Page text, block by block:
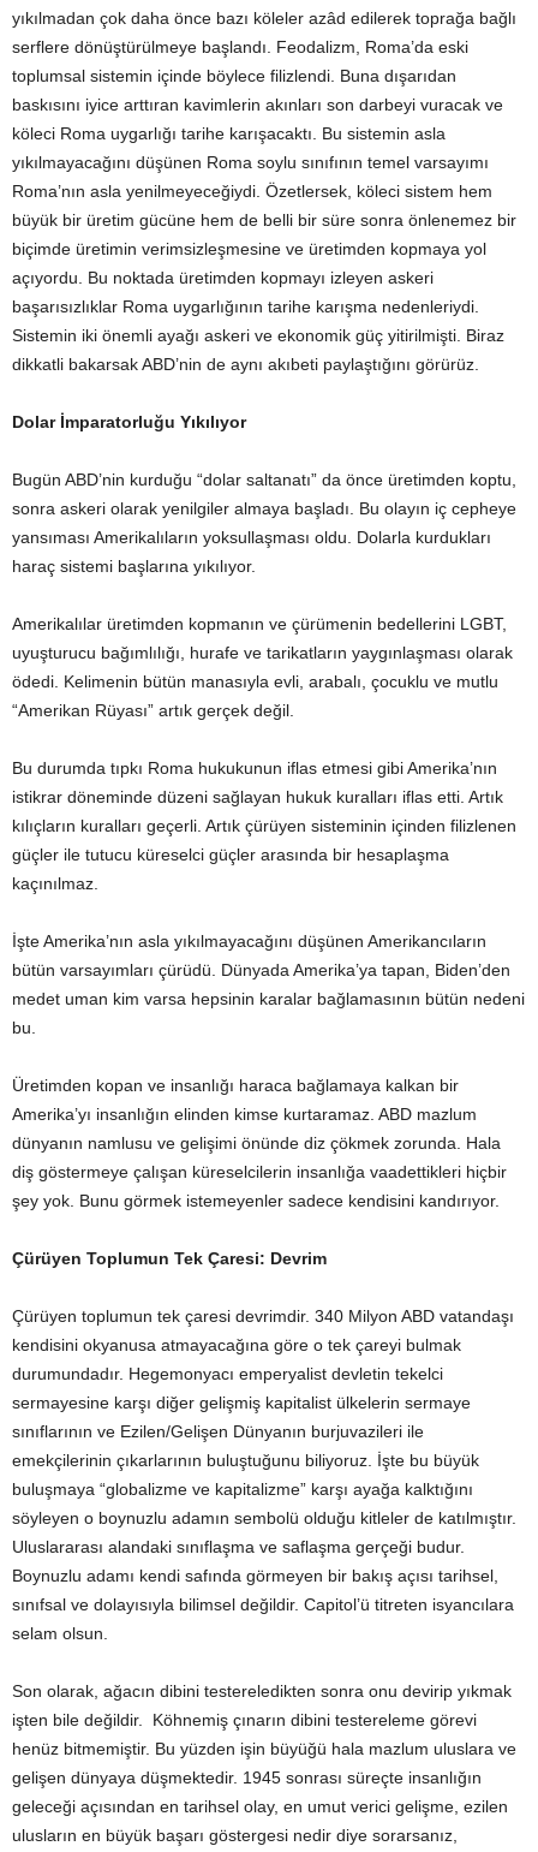
yıkılmadan çok daha önce bazı köleler azâd edilerek toprağa bağlı
serflere dönüştürülmeye başlandı. Feodalizm, Roma’da eski
toplumsal sistemin içinde böylece filizlendi. Buna dışarıdan
baskısını iyice arttıran kavimlerin akınları son darbeyi vuracak ve
köleci Roma uygarlığı tarihe karışacaktı. Bu sistemin asla
yıkılmayacağını düşünen Roma soylu sınıfının temel varsayımı
Roma’nın asla yenilmeyeceğiydi. Özetlersek, köleci sistem hem
büyük bir üretim gücüne hem de belli bir süre sonra önlenemez bir
biçimde üretimin verimsizleşmesine ve üretimden kopmaya yol
açıyordu. Bu noktada üretimden kopmayı izleyen askeri
başarısızlıklar Roma uygarlığının tarihe karışma nedenleriydi.
Sistemin iki önemli ayağı askeri ve ekonomik güç yitirilmişti. Biraz
dikkatli bakarsak ABD’nin de aynı akıbeti paylaştığını görürüz.
Dolar İmparatorluğu Yıkılıyor
Bugün ABD’nin kurduğu “dolar saltanatı” da önce üretimden koptu,
sonra askeri olarak yenilgiler almaya başladı. Bu olayın iç cepheye
yansıması Amerikalıların yoksullaşması oldu. Dolarla kurdukları
haraç sistemi başlarına yıkılıyor.
Amerikalılar üretimden kopmanın ve çürümenin bedellerini LGBT,
uyuşturucu bağımlılığı, hurafe ve tarikatların yaygınlaşması olarak
ödedi. Kelimenin bütün manasıyla evli, arabalı, çocuklu ve mutlu
“Amerikan Rüyası” artık gerçek değil.
Bu durumda tıpkı Roma hukukunun iflas etmesi gibi Amerika’nın
istikrar döneminde düzeni sağlayan hukuk kuralları iflas etti. Artık
kılıçların kuralları geçerli. Artık çürüyen sisteminin içinden filizlenen
güçler ile tutucu küreselci güçler arasında bir hesaplaşma
kaçınılmaz.
İşte Amerika’nın asla yıkılmayacağını düşünen Amerikancıların
bütün varsayımları çürüdü. Dünyada Amerika’ya tapan, Biden’den
medet uman kim varsa hepsinin karalar bağlamasının bütün nedeni
bu.
Üretimden kopan ve insanlığı haraca bağlamaya kalkan bir
Amerika’yı insanlığın elinden kimse kurtaramaz. ABD mazlum
dünyanın namlusu ve gelişimi önünde diz çökmek zorunda. Hala
diş göstermeye çalışan küreselcilerin insanlığa vaadettikleri hiçbir
şey yok. Bunu görmek istemeyenler sadece kendisini kandırıyor.
Çürüyen Toplumun Tek Çaresi: Devrim
Çürüyen toplumun tek çaresi devrimdir. 340 Milyon ABD vatandaşı
kendisini okyanusa atmayacağına göre o tek çareyi bulmak
durumundadır. Hegemonyacı emperyalist devletin tekelci
sermayesine karşı diğer gelişmiş kapitalist ülkelerin sermaye
sınıflarının ve Ezilen/Gelişen Dünyanın burjuvazileri ile
emekçilerinin çıkarlarının buluştuğunu biliyoruz. İşte bu büyük
buluşmaya “globalizme ve kapitalizme” karşı ayağa kalktığını
söyleyen o boynuzlu adamın sembolü olduğu kitleler de katılmıştır.
Uluslararası alandaki sınıflaşma ve saflaşma gerçeği budur.
Boynuzlu adamı kendi safında görmeyen bir bakış açısı tarihsel,
sınıfsal ve dolayısıyla bilimsel değildir. Capitol’ü titreten isyancılara
selam olsun.
Son olarak, ağacın dibini testereledikten sonra onu devirip yıkmak
işten bile değildir. Köhnemiş çınarın dibini testereleme görevi
henüz bitmemiştir. Bu yüzden işin büyüğü hala mazlum uluslara ve
gelişen dünyaya düşmektedir. 1945 sonrası süreçte insanlığın
geleceği açısından en tarihsel olay, en umut verici gelişme, ezilen
ulusların en büyük başarı göstergesi nedir diye sorarsanız,